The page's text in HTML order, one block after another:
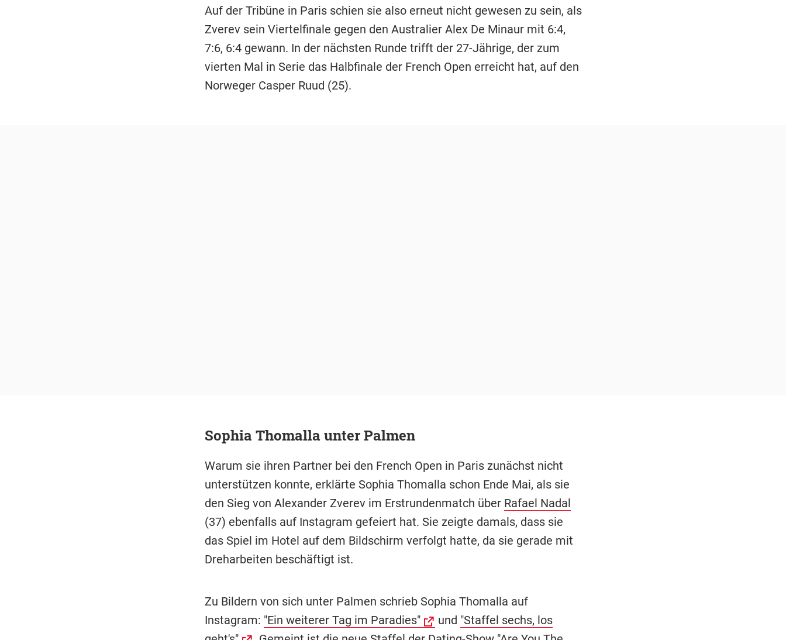
Auf der Tribüne in Paris schien sie also erneut nicht gewesen zu sein, als
Zverev sein Viertelfinale gegen den Australier Alex De Minaur mit 6:4,
7:6, 6:4 gewann. In der nächsten Runde trifft der 27-Jährige, der zum
vierten Mal in Serie das Halbfinale der French Open erreicht hat, auf den
Norweger Casper Ruud (25).
Sophia Thomalla unter Palmen
Warum sie ihren Partner bei den French Open in Paris zunächst nicht
unterstützen konnte, erklärte Sophia Thomalla schon Ende Mai, als sie
den Sieg von Alexander Zverev im Erstrundenmatch über Rafael Nadal
(37) ebenfalls auf Instagram gefeiert hat. Sie zeigte damals, dass sie
das Spiel im Hotel auf dem Bildschirm verfolgt hatte, da sie gerade mit
Dreharbeiten beschäftigt ist.
Zu Bildern von sich unter Palmen schrieb Sophia Thomalla auf
Instagram: "Ein weiterer Tag im Paradies" und "Staffel sechs, los